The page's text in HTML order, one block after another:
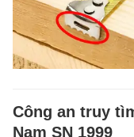
Công an truy
Nam SN 1999